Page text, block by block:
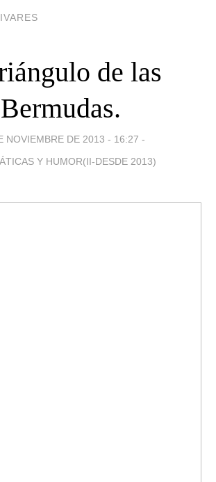
de las
Bermudas.
NOVIEMBRE DE 2013 - 16:27 -
Y HUMOR(II-DESDE 2013)